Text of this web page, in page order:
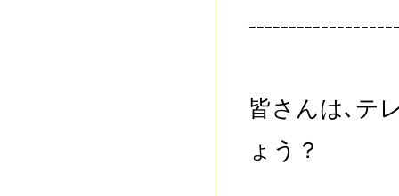
皆さんは､テ
ょう？